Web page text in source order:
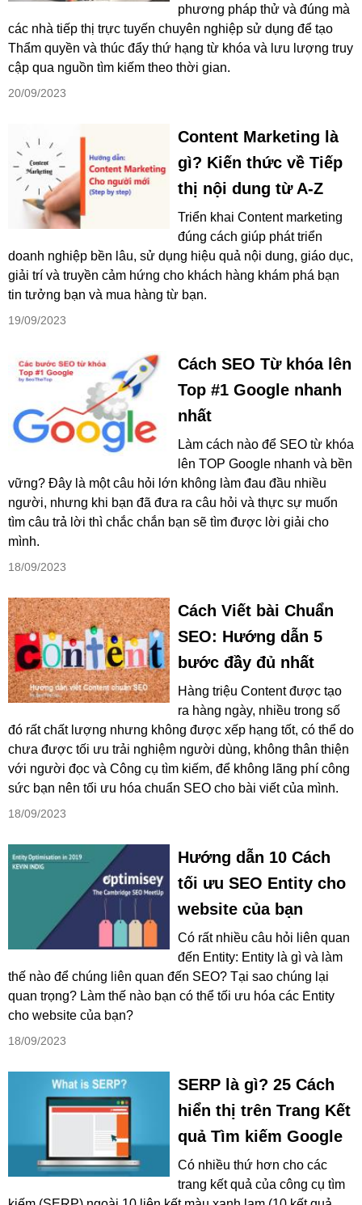
phương pháp thử và đúng mà
các nhà tiếp thị trực tuyến chuyên nghiệp sử dụng để tạo
Thẩm quyền và thúc đẩy thứ hạng từ khóa và lưu lượng truy
cập qua nguồn tìm kiếm theo thời gian.
20/09/2023
Content Marketing là
gì? Kiến thức về Tiếp
thị nội dung từ A-Z
Triển khai Content marketing
đúng cách giúp phát triển
doanh nghiệp bền lâu, sử dụng hiệu quả nội dung, giáo dục,
giải trí và truyền cảm hứng cho khách hàng khám phá bạn
tin tưởng bạn và mua hàng từ bạn.
19/09/2023
Cách SEO Từ khóa lên
Top #1 Google nhanh
nhất
Làm cách nào để SEO từ khóa
lên TOP Google nhanh và bền
vững? Đây là một câu hỏi lớn không làm đau đầu nhiều
người, nhưng khi bạn đã đưa ra câu hỏi và thực sự muốn
tìm câu trả lời thì chắc chắn bạn sẽ tìm được lời giải cho
mình.
18/09/2023
Cách Viết bài Chuẩn
SEO: Hướng dẫn 5
bước đầy đủ nhất
Hàng triệu Content được tạo
ra hàng ngày, nhiều trong số
đó rất chất lượng nhưng không được xếp hạng tốt, có thể do
chưa được tối ưu trải nghiệm người dùng, không thân thiện
với người đọc và Công cụ tìm kiếm, để không lãng phí công
sức bạn nên tối ưu hóa chuẩn SEO cho bài viết của mình.
18/09/2023
Hướng dẫn 10 Cách
tối ưu SEO Entity cho
website của bạn
Có rất nhiều câu hỏi liên quan
đến Entity: Entity là gì và làm
thế nào để chúng liên quan đến SEO? Tại sao chúng lại
quan trọng? Làm thế nào bạn có thể tối ưu hóa các Entity
cho website của bạn?
18/09/2023
SERP là gì? 25 Cách
hiển thị trên Trang Kết
quả Tìm kiếm Google
Có nhiều thứ hơn cho các
trang kết quả của công cụ tìm